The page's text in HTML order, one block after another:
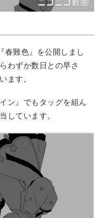
難色』を公開しまし
わずか数日との早さ
ます。
ン』でもタッグを組ん
しています。